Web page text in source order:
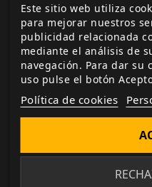
PVP:24,99 € + Copia
Este sitio web utiliza
para mejorar nuestros
publicidad relacionada
mediante el análisis de
navegación. Para dar su
uso pulse el botón
Política de cookies